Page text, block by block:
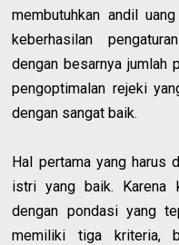
membutuhkan andil
keberhasilan
dengan besarnya jumlah
pengoptimalan rejeki
dengan sangat baik.
Hal pertama yang harus
istri yang baik. Karena
dengan pondasi yang
memiliki tiga kriteria,